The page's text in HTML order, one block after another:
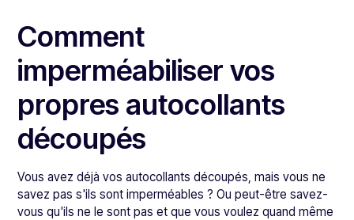
Comment
imperméabiliser vos
propres autocollants
découpés
Vous avez déjà vos autocollants découpés, mais vous ne
savez pas s'ils sont imperméables ? Ou peut-être savez-
vous qu'ils ne le sont pas et que vous voulez quand même